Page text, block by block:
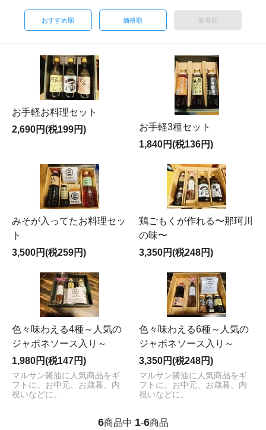
おすすめ順 価格順 新着順
お手軽お料理セット
2,690円(税199円)
お手軽3種セット
1,840円(税136円)
みそが入ってたお料理セッ
ト
3,500円(税259円)
鶏ごもくが作れる〜那珂川
の味〜
3,350円(税248円)
色々味わえる4種～人気の
ジャポネソース入り～
1,980円(税147円)
マルサン醤油に人気商品をギ
フトに。お中元、お歳暮、内
祝いなどに。
色々味わえる6種～人気の
ジャポネソース入り～
3,350円(税248円)
マルサン醤油に人気商品をギ
フトに。お中元、お歳暮、内
祝いなどに。
6商品中 1-6商品